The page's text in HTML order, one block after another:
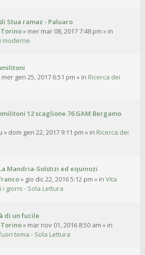
Stua ramaz - Paluaro
» mer mar 08, 2017 7:48 pm » in
moderne
mer gen 25, 2017 6:51 pm » in Ricerca dei
12 scaglione 76 GAM Bergamo
» dom gen 22, 2017 9:11 pm » in Ricerca dei
Mandria-Solstizi ed equinozi
» gio dic 22, 2016 5:12 pm » in Vita
i giorni - Sola Lettura
di un fucile
» mar nov 01, 2016 8:50 am » in
tema - Sola Lettura